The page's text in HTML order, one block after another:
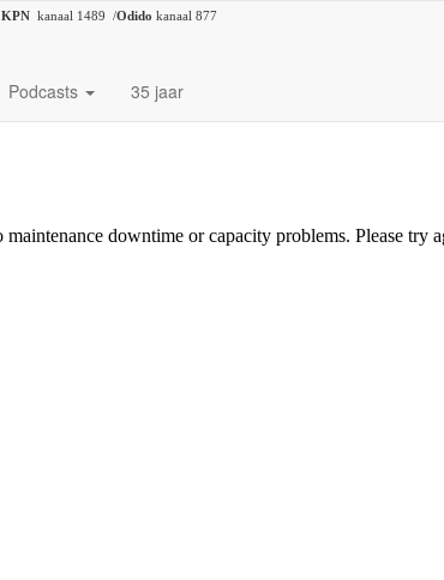
KPN kanaal 1489 /Odido kanaal 877
Podcasts 35 jaar